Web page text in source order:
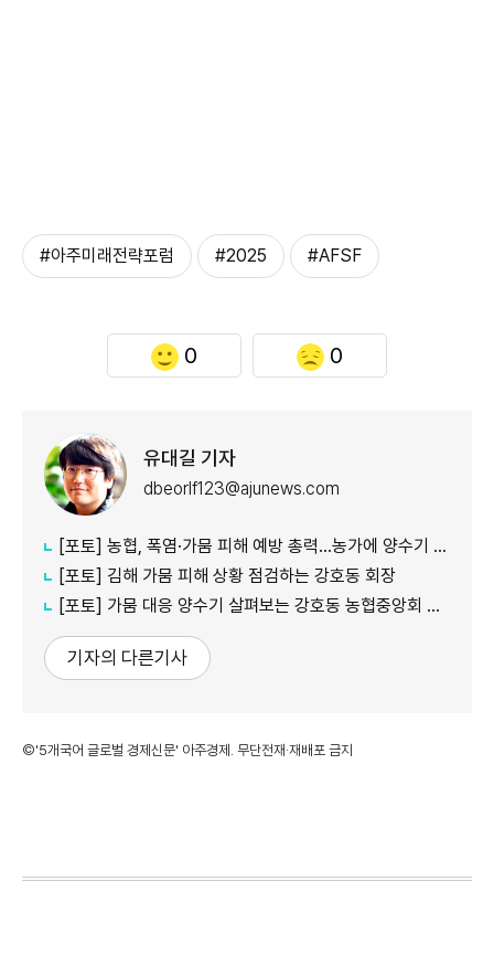
#아주미래전략포럼 #2025 #AFSF
0 0
유대길 기자
dbeorlf123@ajunews.com
[포토] 농협, 폭염·가뭄 피해 예방 총력…농가에 양수기 지원
[포토] 김해 가뭄 피해 상황 점검하는 강호동 회장
[포토] 가뭄 대응 양수기 살펴보는 강호동 농협중앙회 회장
기자의 다른기사
©'5개국어 글로벌 경제신문' 아주경제. 무단전재·재배포 금지